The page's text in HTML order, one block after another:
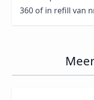
360 of in refill van